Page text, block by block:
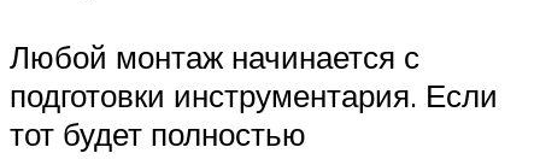
Любой монтаж начинается с
подготовки инструментария. Если
тот будет полностью